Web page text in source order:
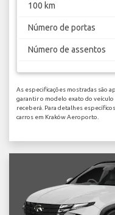
100 km
Número de portas
Número de assentos
As especificações mostradas são
garantir o modelo exato do veículo
receberá. Para detalhes
carros em Kraków Aeroporto.